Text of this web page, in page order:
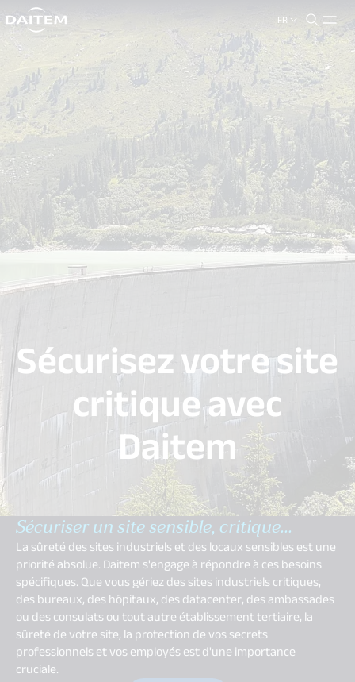
FR
search.label
close
Sécurisez votre site
critique avec
Daitem
Sécuriser un site sensible, critique...
La sûreté des sites industriels et des locaux sensibles est une
priorité absolue. Daitem s'engage à répondre à ces besoins
spécifiques. Que vous gériez des sites industriels critiques,
des bureaux, des hôpitaux, des datacenter, des ambassades
ou des consulats ou tout autre établissement tertiaire, la
sûreté de votre site, la protection de vos secrets
professionnels et vos employés est d'une importance
cruciale.